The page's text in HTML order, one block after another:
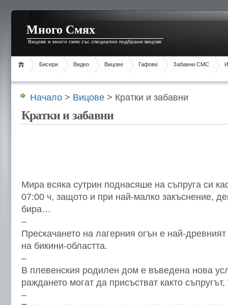
Много Смях
Вицове и много смях със специално подбрани вицове
Бисери Видео Вицове Гафове Забавни СМС
Начало > Вицове > Кратки и забавни
Кратки и забавни
Мира всяка сутрин поднасяше на съпруга си
07:00 ч, защото и при най-малко закъснение,
бира…
–
Прескачането на лагерния огън е най-
на бикини-областта.
–
В плевенския родилен дом е въведена нова
раждането могат да присъстват както
–